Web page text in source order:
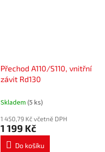
Přechod A110/S110, vnitřní
závit Rd130
Skladem (5 ks)
1 450,79 Kč včetně DPH
1 199 Kč
Do košíku